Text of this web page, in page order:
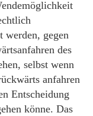
werden, gegen
des
selbst wenn
anfahren
Entscheidung
könne. Das